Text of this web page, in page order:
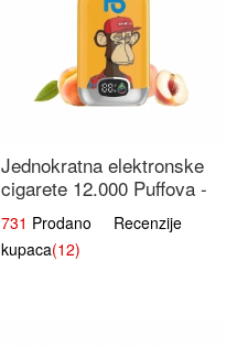
Jednokratna elektronske
cigarete 12.000 Puffova -
Breskva i Voćni Sok |
Osježavajuća Voćna
Mješavina
731 Prodano Recenzije
kupaca(12)